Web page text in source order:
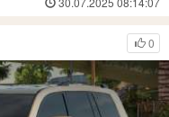
0